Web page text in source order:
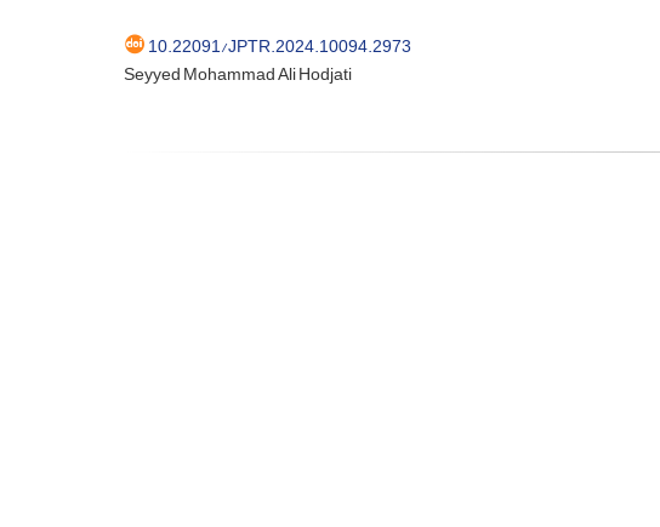
10.22091/JPTR.2024.10094.2973
Seyyed Mohammad Ali Hodjati